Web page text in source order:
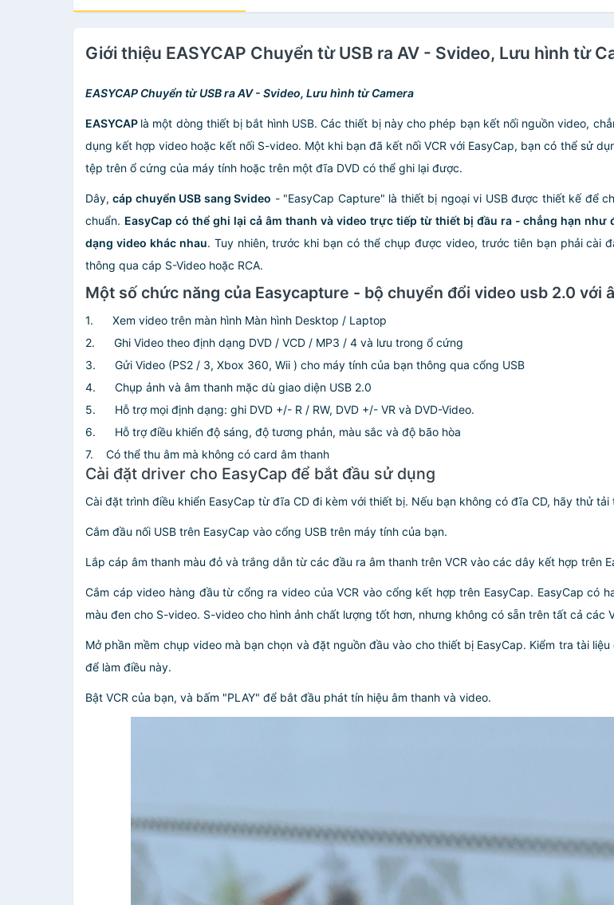
Giới thiệu EASYCAP Chuyển từ USB ra AV - Svideo, Lưu hình từ
EASYCAP Chuyển từ USB ra AV - Svideo, Lưu hình từ Camera
EASYCAP là một dòng thiết bị bắt hình USB. Các thiết bị này cho phép bạn kết nối nguồn video,
dụng kết hợp video hoặc kết nối S-video. Một khi bạn đã kết nối VCR với EasyCap, bạn có thể sử
tệp trên ổ cứng của máy tính hoặc trên một đĩa DVD có thể ghi lại được.
Dây,cáp chuyển USB sang Svideo - "EasyCap Capture" là thiết bị ngoại vi USB được thiết kế để
chuẩn. EasyCap có thể ghi lại cả âm thanh và video trực tiếp từ thiết bị đầu ra - chẳng hạn
dạng video khác nhau. Tuy nhiên, trước khi bạn có thể chụp được video, trước tiên bạn phải cài
thông qua cáp S-Video hoặc RCA.
Một số chức năng của Easycapture - bộ chuyển đổi video usb 2.0 với
1. Xem video trên màn hình Màn hình Desktop / Laptop
2. Ghi Video theo định dạng DVD / VCD / MP3 / 4 và lưu trong ổ cứng
3. Gửi Video (PS2 / 3, Xbox 360, Wii ) cho máy tính của bạn thông qua cổng USB
4. Chụp ảnh và âm thanh mặc dù giao diện USB 2.0
5. Hỗ trợ mọi định dạng: ghi DVD +/- R / RW, DVD +/- VR và DVD-Video.
6. Hỗ trợ điều khiển độ sáng, độ tương phản, màu sắc và độ bão hòa
7. Có thể thu âm mà không có card âm thanh
Cài đặt driver cho EasyCap để bắt đầu sử dụng
Cài đặt trình điều khiển EasyCap từ đĩa CD đi kèm với thiết bị. Nếu bạn không có đĩa CD, hãy thử
Cắm đầu nối USB trên EasyCap vào cổng USB trên máy tính của bạn.
Lắp cáp âm thanh màu đỏ và trắng dẫn từ các đầu ra âm thanh trên VCR vào các dây kết hợp trên
Cắm cáp video hàng đầu từ cổng ra video của VCR vào cổng kết hợp trên EasyCap. EasyCap có
màu đen cho S-video. S-video cho hình ảnh chất lượng tốt hơn, nhưng không có sẵn trên tất cả các
Mở phần mềm chụp video mà bạn chọn và đặt nguồn đầu vào cho thiết bị EasyCap. Kiểm tra tài
để làm điều này.
Bật VCR của bạn, và bấm "PLAY" để bắt đầu phát tín hiệu âm thanh và video.